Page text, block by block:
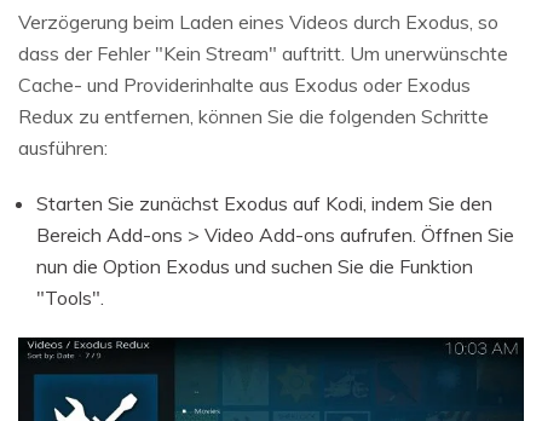
Verzögerung beim Laden eines Videos durch Exodus, so
dass der Fehler "Kein Stream" auftritt. Um unerwünschte
Cache- und Providerinhalte aus Exodus oder Exodus
Redux zu entfernen, können Sie die folgenden Schritte
ausführen:
Starten Sie zunächst Exodus auf Kodi, indem Sie den
Bereich Add-ons > Video Add-ons aufrufen. Öffnen Sie
nun die Option Exodus und suchen Sie die Funktion
"Tools".